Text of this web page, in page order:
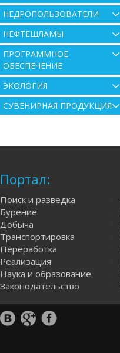
НЕДРОПОЛЬЗОВАТЕЛИ
НЕФТЕШЛАМЫ
ПРОГРАММНОЕ
ОБЕСПЕЧЕНИЕ
ЭКОЛОГИЯ
СУВЕНИРНАЯ ПРОДУКЦИЯ
Портал:
Поиск и разведка
Бурение
Добыча
Транспортировка
Переработка
Реализация
Наука и образование
Законодательство